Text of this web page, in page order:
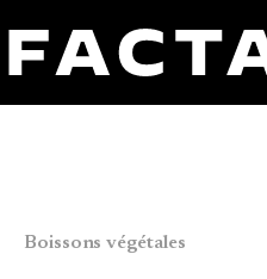
Boissons végétales